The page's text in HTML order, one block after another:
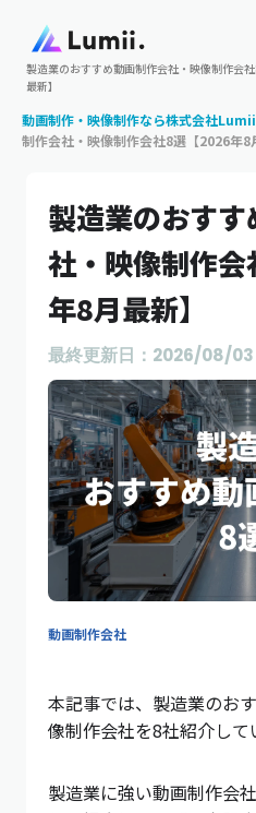
製造業のおすすめ動画制作会社・映像制作会
最新】
動画制作・映像制作なら株式会社Lumii
制作会社・映像制作会社8選【2026年8
製造業のおす
社・映像制作
年8月最新】
最終更新日：2026/08/03
動画制作会社
本記事では、製造業のお
像制作会社を8社紹介して
製造業に強い動画制作会